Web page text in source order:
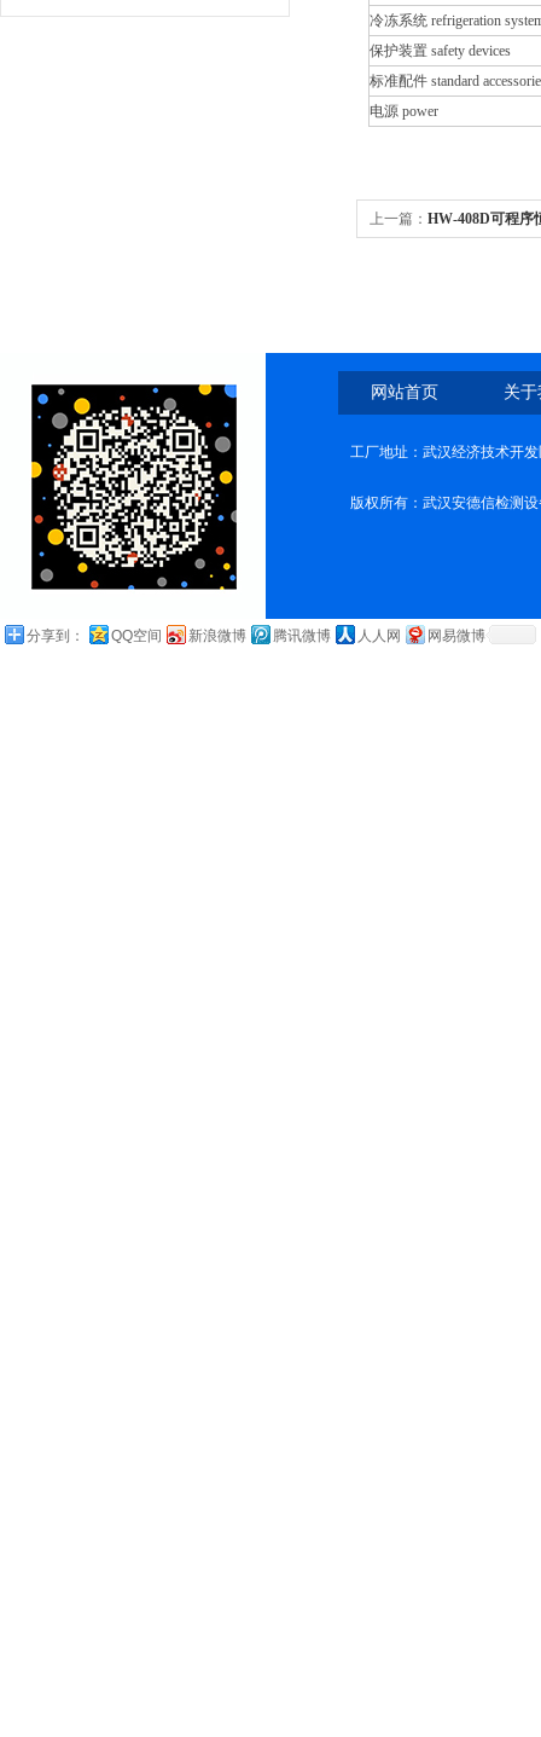
冷冻系统 refrigeration
保护装置 safety devices
标准配件 standard
电源 power
上一篇： HW-408D可程序
网站首页 关
工厂地址：武汉经济技术开
版权所有：武汉安德信检测
分享到： QQ空间 新浪微博 腾讯微博 人人网 网易微博